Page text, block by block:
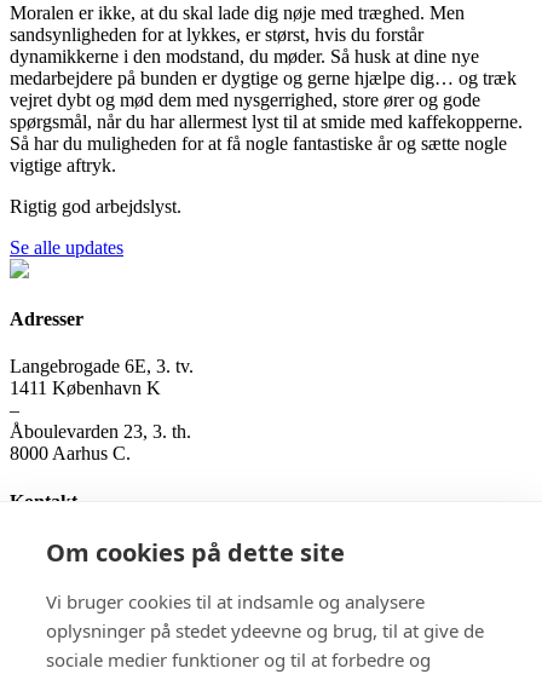
Om cookies på dette site
Vi bruger cookies til at indsamle og analysere
oplysninger på stedet ydeevne og brug, til at give de
sociale medier funktioner og til at forbedre og
Moralen er ikke, at du skal lade dig nøje med træghed. Men
sandsynligheden for at lykkes, er størst, hvis du forstår
dynamikkerne i den modstand, du møder. Så husk at dine nye
medarbejdere på bunden er dygtige og gerne hjælpe dig… og træk
vejret dybt og mød dem med nysgerrighed, store ører og gode
spørgsmål, når du har allermest lyst til at smide med kaffekopperne.
Så har du muligheden for at få nogle fantastiske år og sætte nogle
vigtige aftryk.
Rigtig god arbejdslyst.
Se alle updates
Adresser
Langebrogade 6E, 3. tv.
1411 København K
–
Åboulevarden 23, 3. th.
8000 Aarhus C.
Kontakt
Genitor ApS
kontakt@genitor.dk
CVR-nummer: 3552 4258